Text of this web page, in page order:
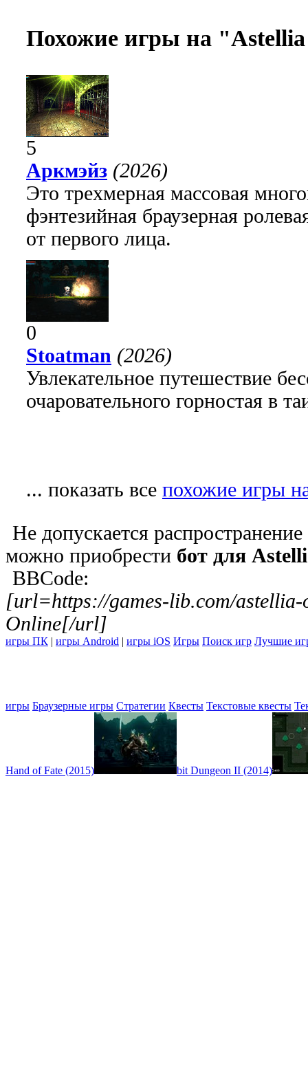
Похожие игры на
5
Аркмэйз (2026)
Это трехмерная массовая
фэнтезийная браузерная
от первого лица.
0
Stoatman (2026)
Увлекательное путешествие
очаровательного горностая в
... показать все похожие игры
Не допускается
можно приобрести бот для
BBCode:
[url=https://games-lib.com/
Online[/url]
игры ПК | игры Android | игры iOS Игры Поиск игр Лучшие
игры Браузерные игры Стратегии Квесты Текстовые квесты
Hand of Fate (2015) bit Dungeon II (2014)